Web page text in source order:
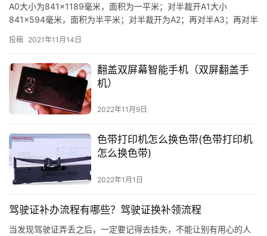
A0大小为841×1189毫米，面积为一平米；对半裁开A1大小
841×594毫米，面积为半平米；对半裁开为A2；再对半A3；再对半
投稿 2021年11月14日
翻盖双屏幕智能手机（双屏翻盖手
机）
2022年11月9日
色带打印机怎么换色带(色带打印机
怎么换色带)
2022年1月1日
驾驶证补办流程有哪些？驾驶证换补领流程
当发现驾驶证弄丢之后，一定要记得去挂失，不能让别有用心的人